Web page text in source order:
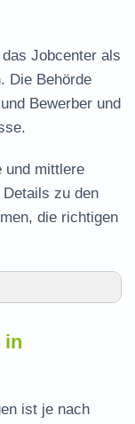
Jobcenter als
Die Behörde
Bewerber und
und mittlere
zu den
die richtigen
in
beantragen
in
ist je nach